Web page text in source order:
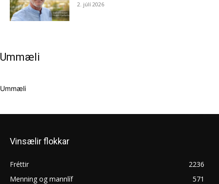
2. júlí 2026
Ummæli
Ummæli
Vinsælir flokkar
Fréttir
2236
Menning og mannlíf
571